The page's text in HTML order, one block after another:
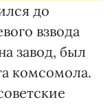
до
взвода
завод, был
комсомола.